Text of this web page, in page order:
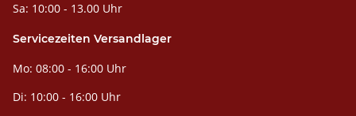
Sa: 10:00 - 13.00 Uhr
Servicezeiten Versandlager
Mo: 08:00 - 16:00 Uhr
Di: 10:00 - 16:00 Uhr